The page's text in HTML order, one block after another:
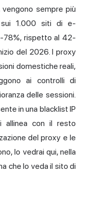
sempre più
1.000 siti di e-
78%, rispetto al 42-
del 2026.I proxy
domestiche reali,
ai controlli di
delle sessioni.
in una blacklist IP
allinea con il resto
del proxy e le
lo vedrai qui, nella
che lo veda il sito di